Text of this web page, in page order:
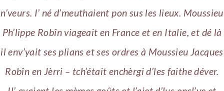
n’veurs. I’ né d’meuthaient pon sus les lieux. Moussieu
Ph’lippe Robîn viageait en France et en Italie, et dé là
il env’yait ses plians et ses ordres à Moussieu Jacques
Robîn en Jèrri – tch’était enchèrgi d’les faithe déver.